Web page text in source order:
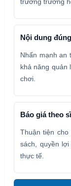
Nội dung
Nhấn mạnh an
khả năng quản
chơi.
Báo giá theo
Thuận tiện
sách, quyền
thực tế.